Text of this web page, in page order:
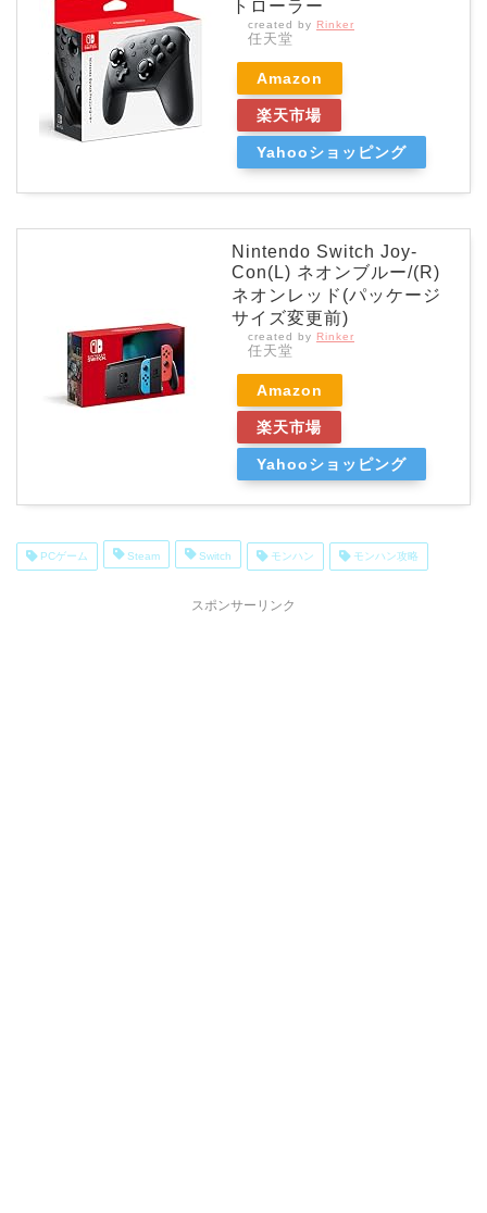
トローラー
created by Rinker
任天堂
Amazon
楽天市場
Yahooショッピング
Nintendo Switch Joy-
Con(L) ネオンブルー/(R)
ネオンレッド(パッケージ
サイズ変更前)
created by Rinker
任天堂
Amazon
楽天市場
Yahooショッピング
PCゲーム Steam Switch モンハン モンハン攻略
スポンサーリンク